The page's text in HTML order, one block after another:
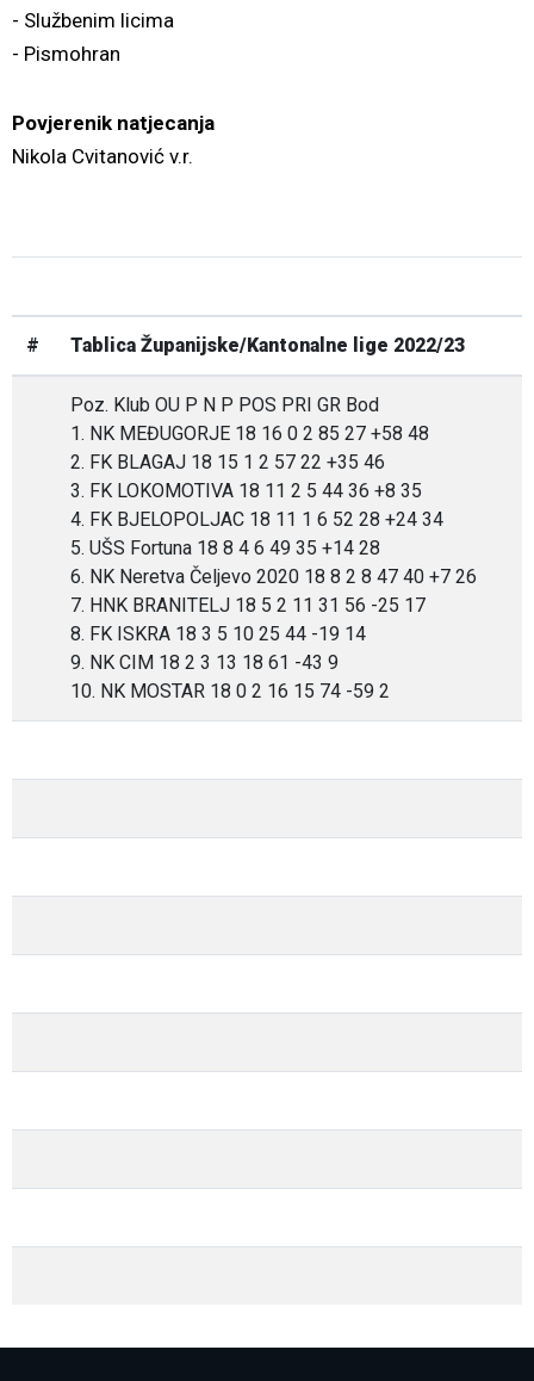
- Službenim licima
- Pismohran
Povjerenik natjecanja
Nikola Cvitanović v.r.
# Tablica Županijske/Kantonalne lige 2022/23
Poz. Klub OU P N P POS PRI GR Bod
1. NK MEĐUGORJE 18 16 0 2 85 27 +58 48
2. FK BLAGAJ 18 15 1 2 57 22 +35 46
3. FK LOKOMOTIVA 18 11 2 5 44 36 +8 35
4. FK BJELOPOLJAC 18 11 1 6 52 28 +24 34
5. UŠS Fortuna 18 8 4 6 49 35 +14 28
6. NK Neretva Čeljevo 2020 18 8 2 8 47 40 +7 26
7. HNK BRANITELJ 18 5 2 11 31 56 -25 17
8. FK ISKRA 18 3 5 10 25 44 -19 14
9. NK CIM 18 2 3 13 18 61 -43 9
10. NK MOSTAR 18 0 2 16 15 74 -59 2